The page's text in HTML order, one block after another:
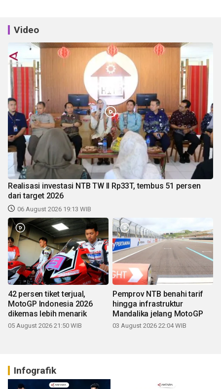
Video
Realisasi investasi NTB TW II Rp33T, tembus 51 persen
dari target 2026
06 August 2026 19:13 WIB
42 persen tiket terjual,
MotoGP Indonesia 2026
dikemas lebih menarik
05 August 2026 21:50 WIB
Pemprov NTB benahi tarif
hingga infrastruktur
Mandalika jelang MotoGP
03 August 2026 22:04 WIB
Infografik